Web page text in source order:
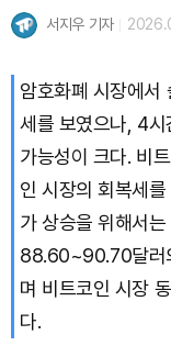
Bitcoin (BTC)
서지우 기자
암호화폐 시장에서
세를 보였으나, 4시
가능성이 크다. 비
인 시장의 회복세
가 상승을 위해서
88.60~90.70달러
며 비트코인 시장
다.